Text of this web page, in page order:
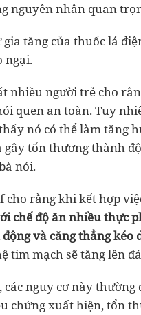
nguyên nhân quan
gia tăng của thuốc lá
ngại.
nhiều người trẻ cho
quen an toàn. Tuy
nó có thể làm tăng
tổn thương thành
nói.
cho rằng khi kết hợp
chế độ ăn nhiều thực
và căng thẳng kéo
tim mạch sẽ tăng lên
các nguy cơ này
chứng xuất hiện, tổn